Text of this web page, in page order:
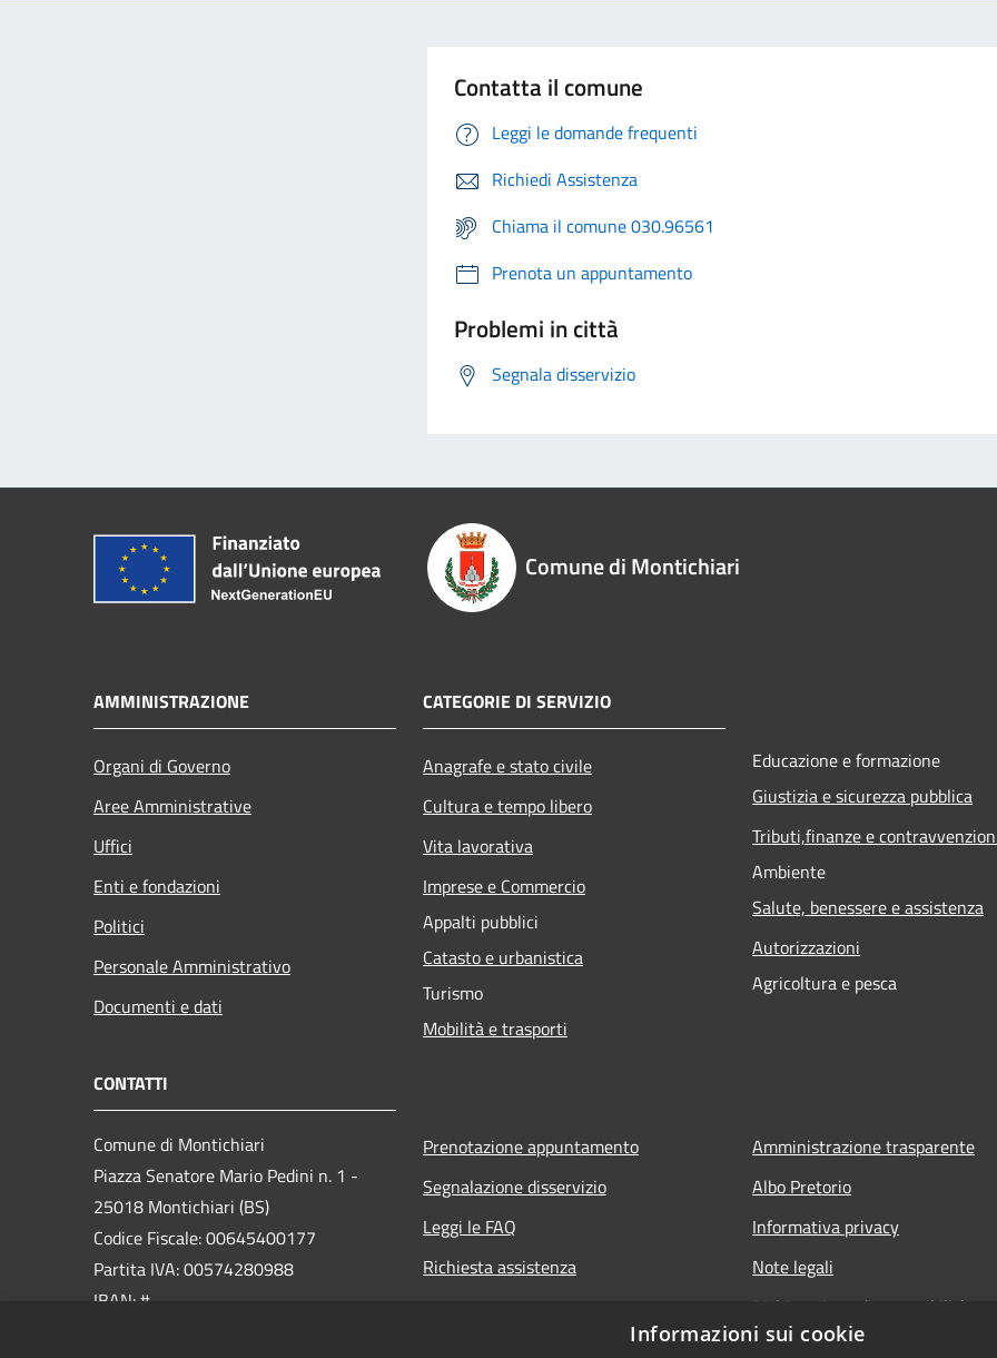
Contatta il comune
Leggi le domande frequenti
Richiedi Assistenza
Chiama il comune 030.96561
Prenota un appuntamento
Problemi in città
Segnala disservizio
Comune di Montichiari
AMMINISTRAZIONE
Organi di Governo
Aree Amministrative
Uffici
Enti e fondazioni
Politici
Personale Amministrativo
Documenti e dati
CATEGORIE DI SERVIZIO
Anagrafe e stato civile
Cultura e tempo libero
Vita lavorativa
Imprese e Commercio
Appalti pubblici
Catasto e urbanistica
Turismo
Mobilità e trasporti
Educazione e formazione
Giustizia e sicurezza pubblica
Tributi,finanze e
Ambiente
Salute, benessere e assistenza
Autorizzazioni
Agricoltura e pesca
CONTATTI
Comune di Montichiari
Piazza Senatore Mario Pedini n. 1 -
25018 Montichiari (BS)
Codice Fiscale: 00645400177
Partita IVA: 00574280988
IBAN: #
Prenotazione appuntamento
Segnalazione disservizio
Leggi le FAQ
Richiesta assistenza
Amministrazione trasparente
Albo Pretorio
Informativa privacy
Note legali
Dichiarazione di accessibilità
Whisteblowing
Informazioni sui cookie